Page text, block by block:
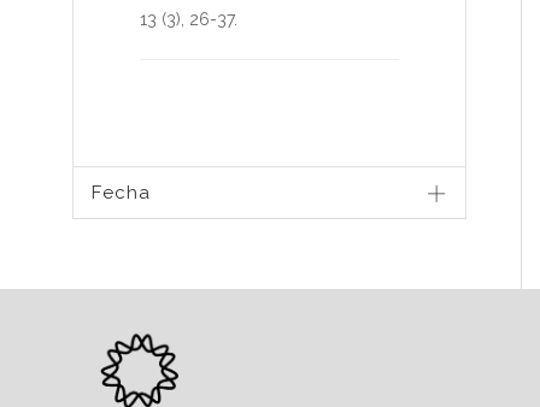
13 (3), 26-37.
Fecha